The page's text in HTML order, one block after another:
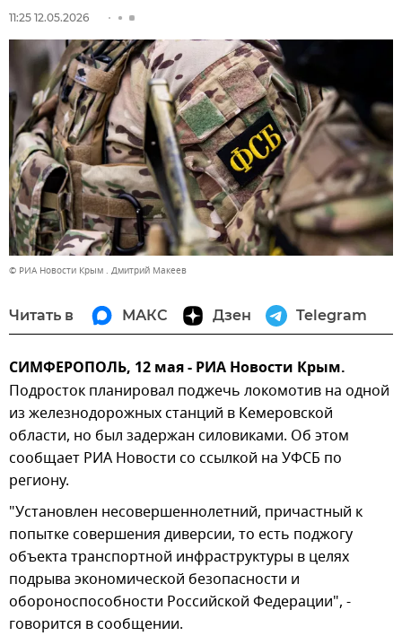
11:25 12.05.2026
© РИА Новости Крым . Дмитрий Макеев
Читать в МАКС Дзен Telegram
СИМФЕРОПОЛЬ, 12 мая - РИА Новости Крым.
Подросток планировал поджечь локомотив на одной
из железнодорожных станций в Кемеровской
области, но был задержан силовиками. Об этом
сообщает РИА Новости со ссылкой на УФСБ по
региону.
"Установлен несовершеннолетний, причастный к
попытке совершения диверсии, то есть поджогу
объекта транспортной инфраструктуры в целях
подрыва экономической безопасности и
обороноспособности Российской Федерации", -
говорится в сообщении.